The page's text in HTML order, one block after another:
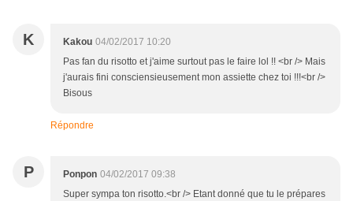
K Kakou 04/02/2017 10:20
Pas fan du risotto et j'aime surtout pas le faire lol !! <br /> Mais
j'aurais fini consciensieusement mon assiette chez toi !!!<br />
Bisous
Répondre
P Ponpon 04/02/2017 09:38
Super sympa ton risotto.<br /> Etant donné que tu le prépares